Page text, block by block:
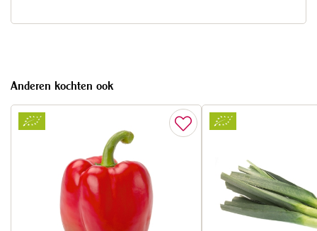
Anderen kochten ook